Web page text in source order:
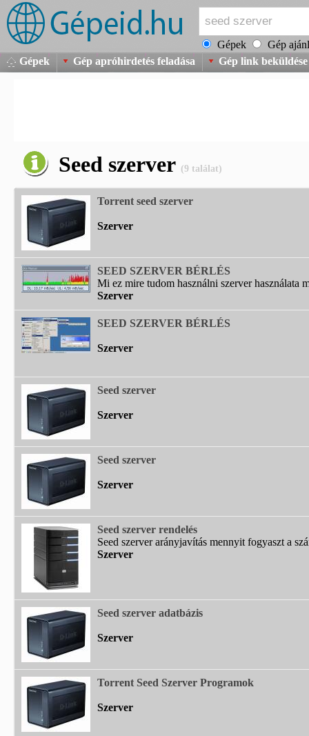
Gépek
Gép
Gépek
Gép apróhirdetés feladása Gép link beküldése
Seed szerver (9 találat)
Torrent seed szerver
Szerver
SEED SZERVER BÉRLÉS
Mi ez mire tudom használni szerver használata
Szerver
SEED SZERVER BÉRLÉS
Szerver
Seed szerver
Szerver
Seed szerver
Szerver
Seed szerver rendelés
Seed szerver arányjavítás mennyit fogyaszt a
Szerver
Seed szerver adatbázis
Szerver
Torrent Seed Szerver Programok
Szerver